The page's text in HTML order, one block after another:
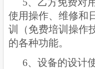
5、乙方免费对
使用操作、维修和
训（免费培训操作
的各种功能。
6、设备的设计